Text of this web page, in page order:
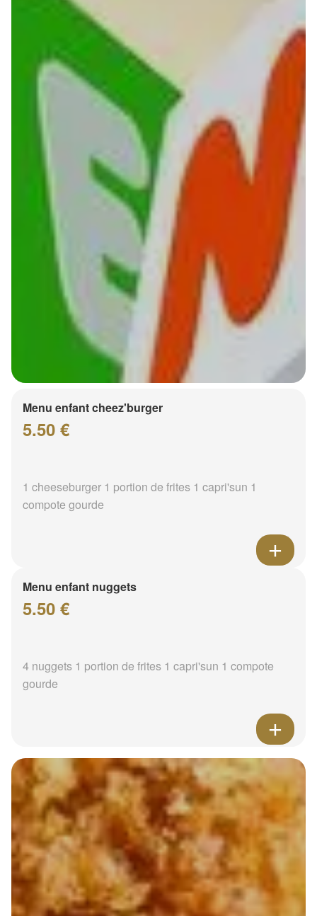
Menu enfant cheez'burger
5.50 €
1 cheeseburger 1 portion de frites 1 capri'sun 1
compote gourde
Menu enfant nuggets
5.50 €
4 nuggets 1 portion de frites 1 capri'sun 1 compote
gourde